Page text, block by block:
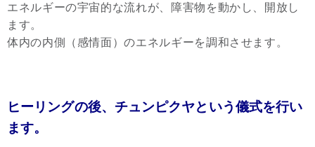
エネルギーの宇宙的な流れが、障害物を動かし、開放し
ます。
体内の内側（感情面）のエネルギーを調和させます。
ヒーリングの後、チュンピクヤという儀式を行い
ます。